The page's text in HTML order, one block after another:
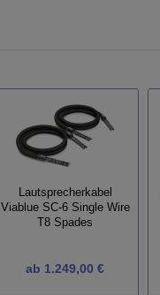
Lautsprecherkabel
Viablue SC-6 Single Wire
T8 Spades
ab 1.249,00 €